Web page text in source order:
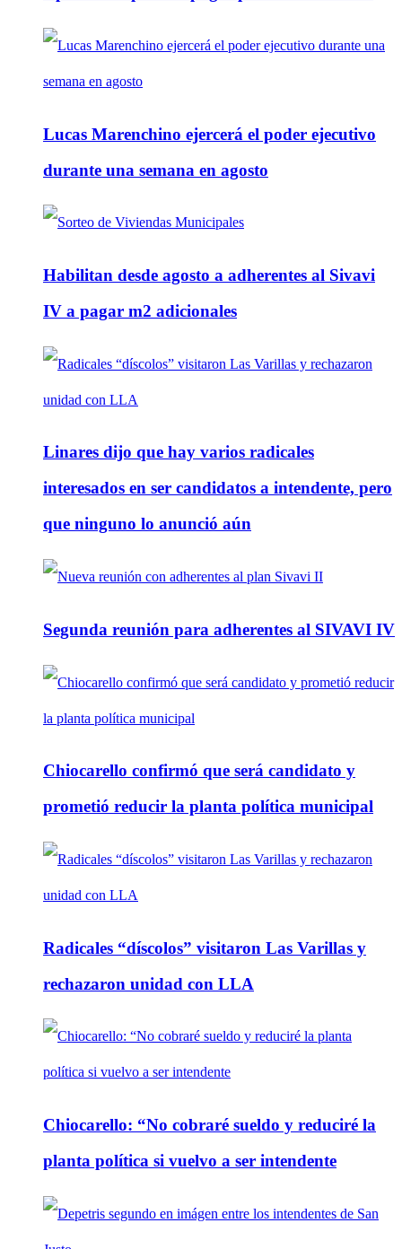
Lucas Marenchino ejercerá el poder ejecutivo
durante una semana en agosto
Habilitan desde agosto a adherentes al Sivavi
IV a pagar m2 adicionales
Linares dijo que hay varios radicales
interesados en ser candidatos a intendente, pero
que ninguno lo anunció aún
Segunda reunión para adherentes al SIVAVI IV
Chiocarello confirmó que será candidato y
prometió reducir la planta política municipal
Radicales “díscolos” visitaron Las Varillas y
rechazaron unidad con LLA
Chiocarello: “No cobraré sueldo y reduciré la
planta política si vuelvo a ser intendente